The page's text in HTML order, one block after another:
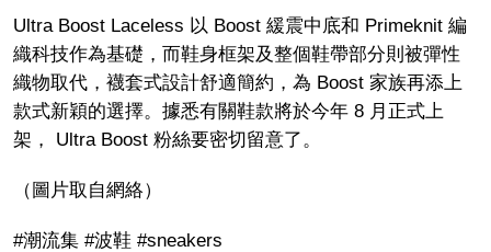
Ultra Boost Laceless 以 Boost 緩震中底和 Primeknit 編
織科技作為基礎，而鞋身框架及整個鞋帶部分則被彈性
織物取代，襪套式設計舒適簡約，為 Boost 家族再添上
款式新穎的選擇。據悉有關鞋款將於今年 8 月正式上
架， Ultra Boost 粉絲要密切留意了。
（圖片取自網絡）
#潮流集 #波鞋 #sneakers